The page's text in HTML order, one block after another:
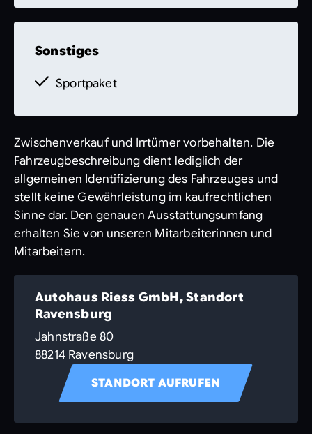
Sonstiges
Sportpaket
Zwischenverkauf und Irrtümer vorbehalten. Die
Fahrzeugbeschreibung dient lediglich der
allgemeinen Identifizierung des Fahrzeuges und
stellt keine Gewährleistung im kaufrechtlichen
Sinne dar. Den genauen Ausstattungsumfang
erhalten Sie von unseren Mitarbeiterinnen und
Mitarbeitern.
Autohaus Riess GmbH, Standort
Ravensburg
Jahnstraße 80
88214 Ravensburg
STANDORT AUFRUFEN